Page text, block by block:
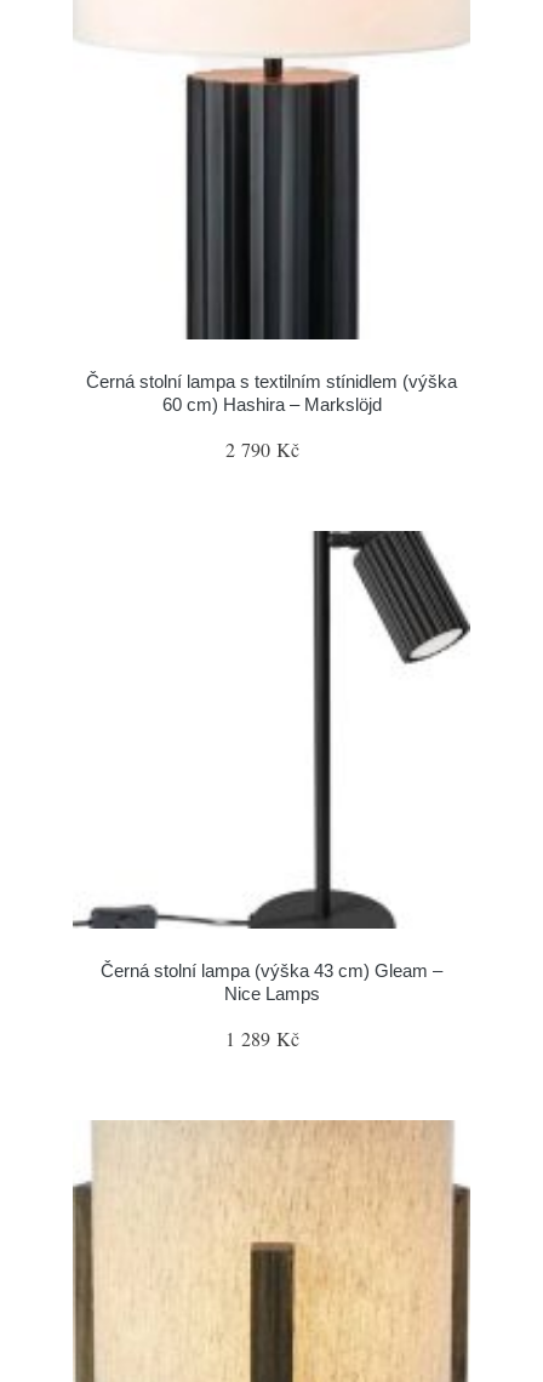
Černá stolní lampa s textilním stínidlem (výška
60 cm) Hashira – Markslöjd
2 790 Kč
Černá stolní lampa (výška 43 cm) Gleam –
Nice Lamps
1 289 Kč